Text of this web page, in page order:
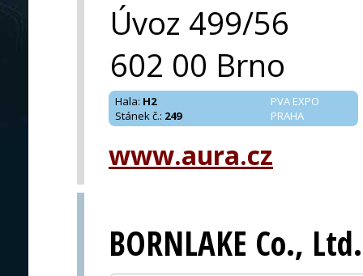
Úvoz 499/56
602 00 Brno
PVA EXPO
PRAHA
Hala: H2
Stánek č.: 249
www.aura.cz
BORNLAKE Co., Ltd.